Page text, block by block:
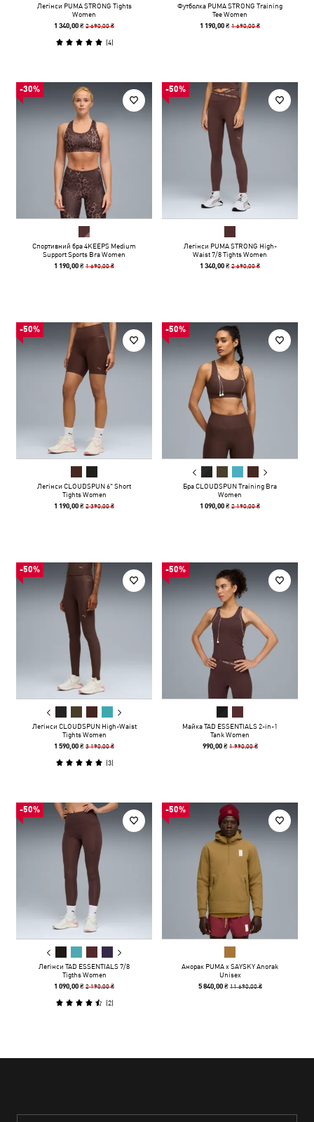
Легінси PUMA STRONG Tights
Women
1 340,00 ₴2 690,00 ₴
(4)
Футболка PUMA STRONG Training
Tee Women
1 190,00 ₴1 690,00 ₴
-30%
Спортивний бра 4KEEPS Medium
Support Sports Bra Women
1 190,00 ₴1 690,00 ₴
-50%
Легінси PUMA STRONG High-
Waist 7/8 Tights Women
1 340,00 ₴2 690,00 ₴
-50%
Легінси CLOUDSPUN 6" Short
Tights Women
1 190,00 ₴2 390,00 ₴
-50%
Бра CLOUDSPUN Training Bra
Women
1 090,00 ₴2 190,00 ₴
-50%
Легінси CLOUDSPUN High-Waist
Tights Women
1 590,00 ₴3 190,00 ₴
(3)
-50%
Майка TAD ESSENTIALS 2-in-1
Tank Women
990,00 ₴ 1 990,00 ₴
-50%
Легінси TAD ESSENTIALS 7/8
Tigths Women
1 090,00 ₴2 190,00 ₴
(2)
-50%
Анорак PUMA x SAYSKY Anorak
Unisex
5 840,00 ₴ 11 690,00 ₴